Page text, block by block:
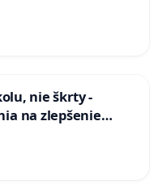
nie škrty -
na zlepšenie